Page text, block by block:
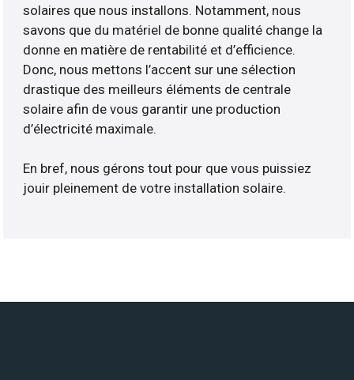
solaires que nous installons. Notamment, nous
savons que du matériel de bonne qualité change la
donne en matière de rentabilité et d’efficience.
Donc, nous mettons l’accent sur une sélection
drastique des meilleurs éléments de centrale
solaire afin de vous garantir une production
d’électricité maximale.
En bref, nous gérons tout pour que vous puissiez
jouir pleinement de votre installation solaire.